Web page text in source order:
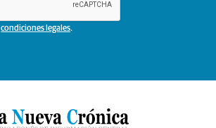
condiciones legales.